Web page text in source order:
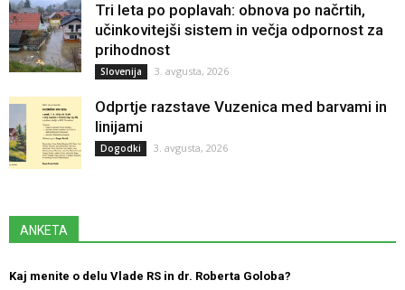
Tri leta po poplavah: obnova po načrtih,
učinkovitejši sistem in večja odpornost za
prihodnost
Slovenija 3. avgusta, 2026
Odprtje razstave Vuzenica med barvami in
linijami
Dogodki 3. avgusta, 2026
ANKETA
Kaj menite o delu Vlade RS in dr. Roberta Goloba?